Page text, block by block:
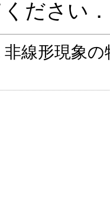
ださい．
線形現象